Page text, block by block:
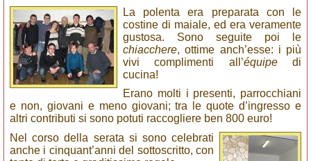
La polenta era preparata con le
costine di maiale, ed era veramente
gustosa. Sono seguite poi le
chiacchere, ottime anch’esse: i più
vivi complimenti all’équipedi
cucina!
Erano molti i presenti, parrocchiani
e non, giovani e meno giovani; tra le quote d’ingresso e
altri contributi si sono potuti raccogliere ben 800 euro!
Nel corso della serata si sono celebrati
anche i cinquant’anni del sottoscritto, con